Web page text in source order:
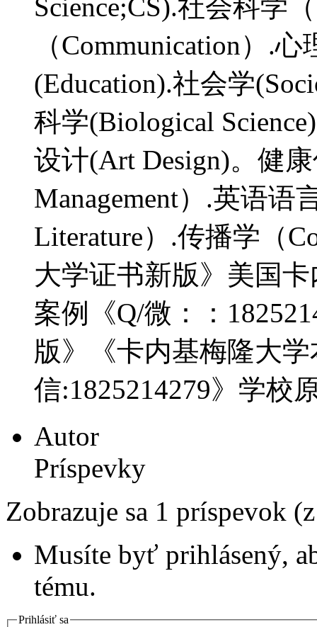
Science;CS).社会科学
（Communication）.
(Education).社会学
科学(Biological
设计(Art Design)。健
Management）.英语语
Literature）.传播学（
大学证书新版》美国
案例《Q/微：：
版》《卡内基梅隆大
信:1825214279》学校
Autor
Príspevky
Zobrazuje sa 1 príspevok
Musíte byť prihlásený,
tému.
Prihlásiť sa